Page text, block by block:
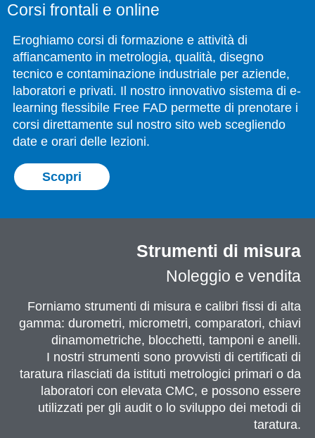
Corsi frontali e online
Eroghiamo corsi di formazione e attività di
affiancamento in metrologia, qualità, disegno
tecnico e contaminazione industriale per aziende,
laboratori e privati. Il nostro innovativo sistema di e-
learning flessibile Free FAD permette di prenotare i
corsi direttamente sul nostro sito web scegliendo
date e orari delle lezioni.
Scopri
Strumenti di misura
Noleggio e vendita
Forniamo strumenti di misura e calibri fissi di alta
gamma: durometri, micrometri, comparatori, chiavi
dinamometriche, blocchetti, tamponi e anelli.
I nostri strumenti sono provvisti di certificati di
taratura rilasciati da istituti metrologici primari o da
laboratori con elevata CMC, e possono essere
utilizzati per gli audit o lo sviluppo dei metodi di
taratura.